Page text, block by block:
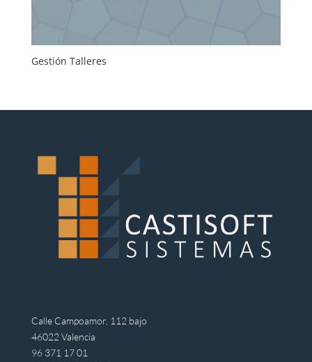
Gestión Talleres
Calle Campoamor, 112 bajo
46022 Valencia
96 371 17 01